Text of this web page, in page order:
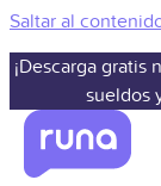
Saltar al
¡Descarga gratis
sueldos